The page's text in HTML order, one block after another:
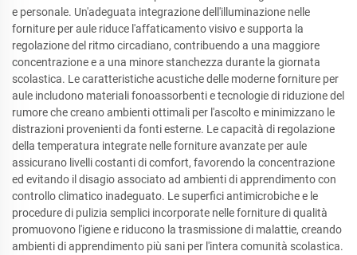
e personale. Un'adeguata integrazione dell'illuminazione nelle
forniture per aule riduce l'affaticamento visivo e supporta la
regolazione del ritmo circadiano, contribuendo a una maggiore
concentrazione e a una minore stanchezza durante la giornata
scolastica. Le caratteristiche acustiche delle moderne forniture per
aule includono materiali fonoassorbenti e tecnologie di riduzione del
rumore che creano ambienti ottimali per l'ascolto e minimizzano le
distrazioni provenienti da fonti esterne. Le capacità di regolazione
della temperatura integrate nelle forniture avanzate per aule
assicurano livelli costanti di comfort, favorendo la concentrazione
ed evitando il disagio associato ad ambienti di apprendimento con
controllo climatico inadeguato. Le superfici antimicrobiche e le
procedure di pulizia semplici incorporate nelle forniture di qualità
promuovono l'igiene e riducono la trasmissione di malattie, creando
ambienti di apprendimento più sani per l'intera comunità scolastica.